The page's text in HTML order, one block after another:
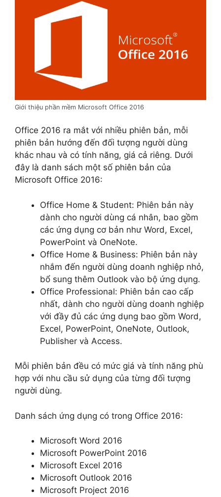
Giới thiệu phần mềm Microsoft Office 2016
Office 2016 ra mắt với nhiều phiên bản, mỗi
phiên bản hướng đến đối tượng người dùng
khác nhau và có tính năng, giá cả riêng. Dưới
đây là danh sách một số phiên bản của
Microsoft Office 2016:
Office Home & Student: Phiên bản này
dành cho người dùng cá nhân, bao gồm
các ứng dụng cơ bản như Word, Excel,
PowerPoint và OneNote.
Office Home & Business: Phiên bản này
nhắm đến người dùng doanh nghiệp nhỏ,
bổ sung thêm Outlook vào bộ ứng dụng.
Office Professional: Phiên bản cao cấp
nhất, dành cho người dùng doanh nghiệp
với đầy đủ các ứng dụng bao gồm Word,
Excel, PowerPoint, OneNote, Outlook,
Publisher và Access.
Mỗi phiên bản đều có mức giá và tính năng phù
hợp với nhu cầu sử dụng của từng đối tượng
người dùng.
Danh sách ứng dụng có trong Office 2016:
Microsoft Word 2016
Microsoft PowerPoint 2016
Microsoft Excel 2016
Microsoft Outlook 2016
Microsoft Project 2016